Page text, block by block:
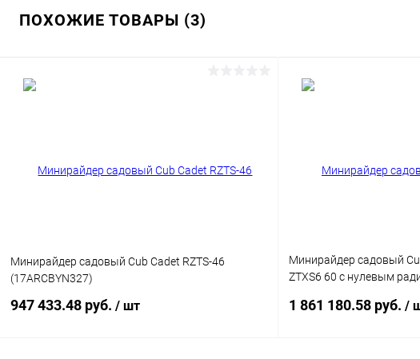
ПОХОЖИЕ ТОВАРЫ (3)
Минирайдер садовый Cub Cadet RZTS-46
(17ARCBYN327)
947 433.48 руб. / шт
Минирайдер садовый
ZTXS6 60 с нулевым
1 861 180.58 руб. /